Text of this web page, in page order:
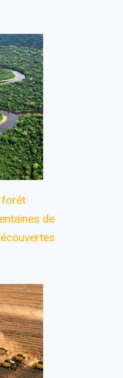
forêt
de